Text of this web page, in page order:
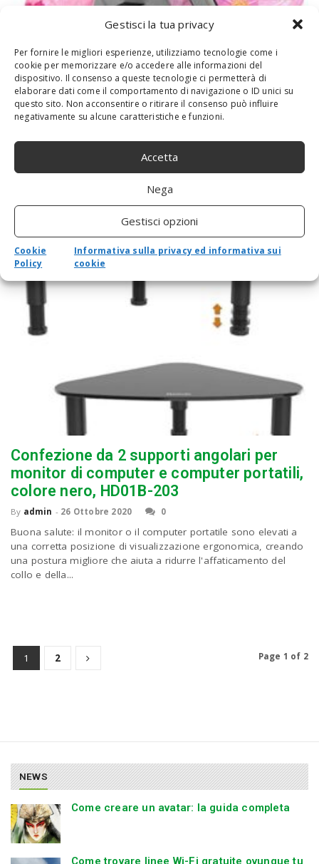
Gestisci la tua privacy
Per fornire le migliori esperienze, utilizziamo tecnologie come i
cookie per memorizzare e/o accedere alle informazioni del
dispositivo. Il consenso a queste tecnologie ci permetterà di
elaborare dati come il comportamento di navigazione o ID unici su
questo sito. Non acconsentire o ritirare il consenso può influire
negativamente su alcune caratteristiche e funzioni.
Accetta
Nega
Gestisci opzioni
Cookie
Policy
Informativa sulla privacy ed informativa sui
cookie
Paperwhite E-reader (10a Generazione,
2018 Rilascio) in Pelle con Tasca, 2
Supporti, Spegnimento Automatico,
Cover per Kindle Paperwhite 2018 –
CUSTODIA TABLET- Custodia protettiva per Kindle Paperwhite
(10a Generazione, 2018 Rilascio) in pelle PU e microfibra di alta
qualità con 2 supporti per Tablet, e la tasca per carte di...
Confezione da 2 supporti angolari per
monitor di computer e computer portatili,
colore nero, HD01B-203
By admin - 26 Ottobre 2020 0
Buona salute: il monitor o il computer portatile sono elevati a
una corretta posizione di visualizzazione ergonomica, creando
una postura migliore che aiuta a ridurre l'affaticamento del
collo e della...
1 2 Page 1 of 2
NEWS
Come creare un avatar: la guida completa
Come trovare linee Wi-Fi gratuite ovunque tu